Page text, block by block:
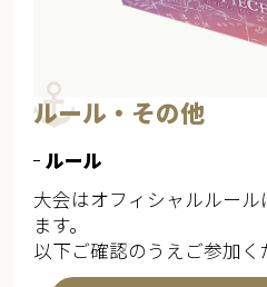
ルール・その他
ルール
大会はオフィシャルルー
ます。
以下ご確認のうえご参加く